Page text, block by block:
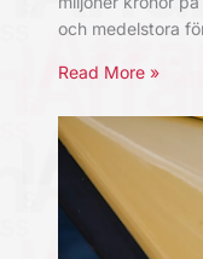
och medelstora
Read More »